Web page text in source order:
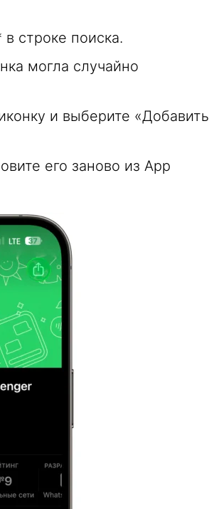
строке поиска.
могла случайно
и выберите «Добавить
его заново из App